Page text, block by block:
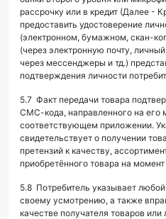
рассрочку или в кредит (Далее -
предоставить удостоверение
(электронном, бумажном, скан-
(через электронную почту,
через мессенджеры и тд.)
подтверждения личности
5.7 Факт передачи товара
СМС-кода, направленного на его
соответствующем приложении.
свидетельствует о получении
претензий к качеству,
приобретённого товара на
5.8 Потребитель указывает
своему усмотрению, а также
качестве получателя товаров